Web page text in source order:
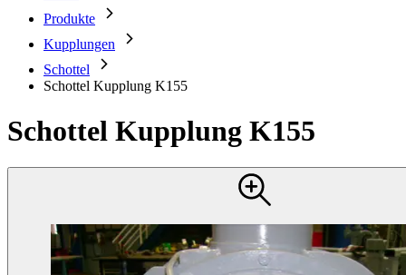
Produkte
Kupplungen
Schottel
Schottel Kupplung K155
Schottel Kupplung K155